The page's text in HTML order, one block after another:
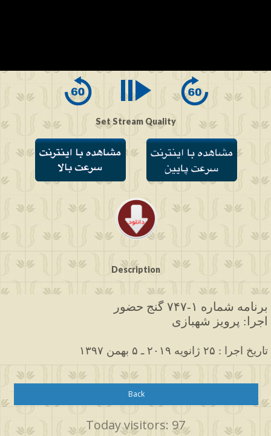
0
Set Stream Quality
Description
برنامه شماره ۱-۷۴۷ گنج حضور
اجرا: پرویز شهبازی
۱۳۹۷ تاریخ اجرا : ۲۵ ژانویه ۲۰۱۹ ـ ۵ بهمن
Back
Today visitors: 97